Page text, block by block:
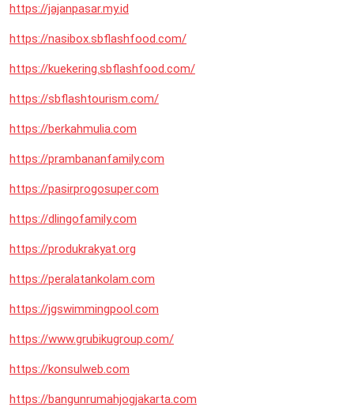
https://jajanpasar.my.id
https://nasibox.sbflashfood.com/
https://kuekering.sbflashfood.com/
https://sbflashtourism.com/
https://berkahmulia.com
https://prambananfamily.com
https://pasirprogosuper.com
https://dlingofamily.com
https://produkrakyat.org
https://peralatankolam.com
https://jgswimmingpool.com
https://www.grubikugroup.com/
https://konsulweb.com
https://bangunrumahjogjakarta.com